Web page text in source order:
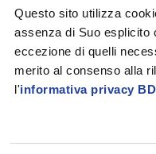
Questo sito utilizza
assenza di Suo esplicito
eccezione di quelli
merito al consenso alla
l'informativa privacy
Opens in a new